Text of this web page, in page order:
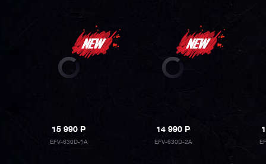
15 990P
EFV-630D-1A
14 990P
EFV-630D-2A